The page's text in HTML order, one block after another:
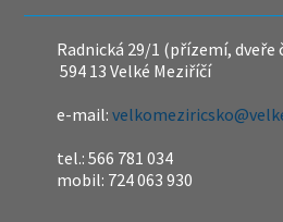
Radnická 29/1 (přízemí, dveře
594 13 Velké Meziříčí
e-mail:
tel.: 566 781 034
mobil: 724 063 930